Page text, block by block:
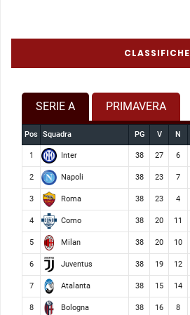
CLASSIFICHE
SERIE A PRIMAVERA
Pos Squadra PG V N
1 Inter 38 27 6
2 Napoli 38 23 7
3 Roma 38 23 4
4 Como 38 20 11
5 Milan 38 20 10
6 Juventus 38 19 12
7 Atalanta 38 15 14
8 Bologna 38 16 8